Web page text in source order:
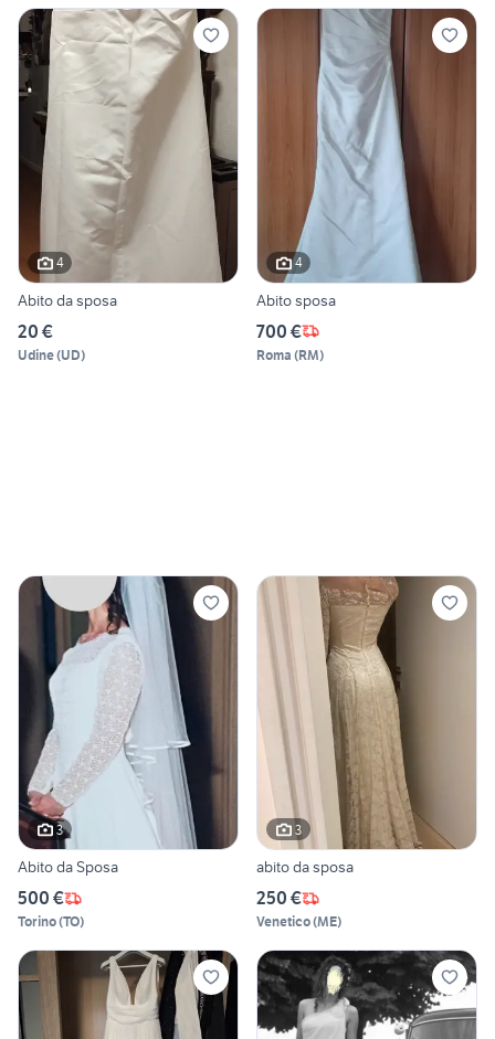
4
Abito da sposa
20 €
Udine(UD)
4
Abito sposa
700 €
Roma (RM)
3
Abito da Sposa
500 €
Torino(TO)
3
abito da sposa
250 €
Venetico(ME)